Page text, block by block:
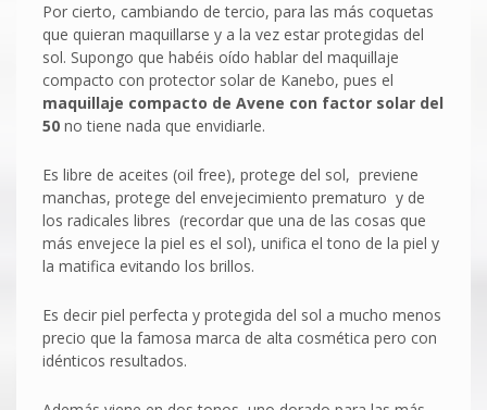
Por cierto, cambiando de tercio, para las más coquetas
que quieran maquillarse y a la vez estar protegidas del
sol. Supongo que habéis oído hablar del maquillaje
compacto con protector solar de Kanebo, pues el
maquillaje compacto de Avene con factor solar del
50 no tiene nada que envidiarle.
Es libre de aceites (oil free), protege del sol, previene
manchas, protege del envejecimiento prematuro y de
los radicales libres (recordar que una de las cosas que
más envejece la piel es el sol), unifica el tono de la piel y
la matifica evitando los brillos.
Es decir piel perfecta y protegida del sol a mucho menos
precio que la famosa marca de alta cosmética pero con
idénticos resultados.